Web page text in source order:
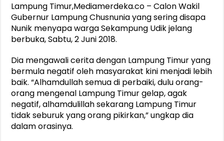
Purnama Wulan Sari Mirza Buka SiSeSa Roadshow Lampung
Lampung Timur,Mediamerdeka.co – Calon Wakil
Gubernur Lampung Chusnunia yang sering disapa
Nunik menyapa warga Sekampung Udik jelang
berbuka, Sabtu, 2 Juni 2018.
Dia mengawali cerita dengan Lampung Timur yang
bermula negatif oleh masyarakat kini menjadi lebih
baik. “Alhamdullah semua di perbaiki, dulu orang-
orang mengenal Lampung Timur gelap, agak
negatif, alhamdulillah sekarang Lampung Timur
tidak seburuk yang orang pikirkan,” ungkap dia
dalam orasinya.